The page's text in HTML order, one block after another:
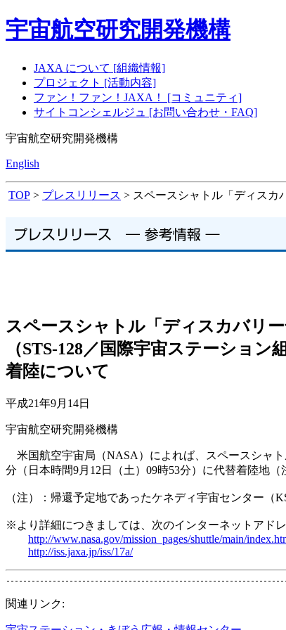
宇宙航空研究開発機構
JAXA について [組織情報]
プロジェクト [活動内容]
ファン！ファン！JAXA！ [コミュニティ]
サイトコンシェルジュ [お問い合わせ・FAQ]
宇宙航空研究開発機構
English
TOP > プレスリリース > スペースシャトル「ディスカ
スペースシャトル「ディスカバリー
（STS-128／国際宇宙ステーショ
着陸について
平成21年9月14日
宇宙航空研究開発機構
米国航空宇宙局（NASA）によれば、スペースシャト
分（日本時間9月12日（土）09時53分）に代替着陸地
（注）：帰還予定地であったケネディ宇宙センター（
※より詳細につきましては、次のインターネットアドレ
http://www.nasa.gov/mission_pages/shuttle/main/
http://iss.jaxa.jp/iss/17a/
関連リンク: